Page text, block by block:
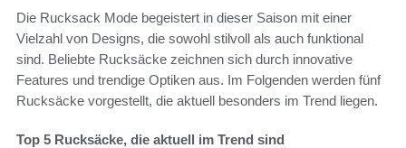
Die Rucksack Mode begeistert in dieser Saison mit einer
Vielzahl von Designs, die sowohl stilvoll als auch funktional
sind. Beliebte Rucksäcke zeichnen sich durch innovative
Features und trendige Optiken aus. Im Folgenden werden fünf
Rucksäcke vorgestellt, die aktuell besonders im Trend liegen.
Top 5 Rucksäcke, die aktuell im Trend sind